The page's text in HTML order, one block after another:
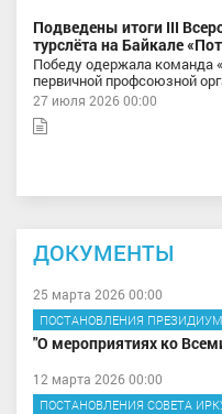
Подведены итоги III
турслёта на Байкале
Победу одержала команда
первичной профсоюзной
27 июля 2026 00:00
ДОКУМЕНТЫ
25 марта 2026 00:00
ПОСТАНОВЛЕНИЯ
"О мероприятиях ко
12 марта 2026 00:00
ПОСТАНОВЛЕНИЯ СОВЕТА